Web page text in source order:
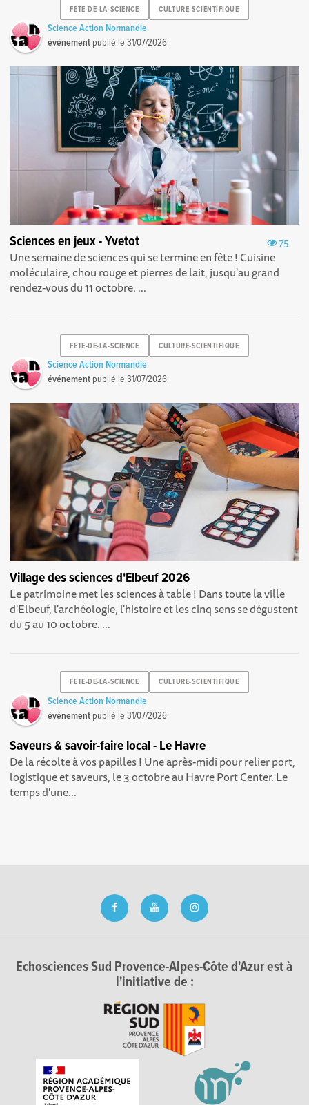
FETE-DE-LA-SCIENCE CULTURE-SCIENTIFIQUE
Science Action Normandie
événement publié le31/07/2026
75
Sciences en jeux - Yvetot
Une semaine de sciences qui se termine en fête ! Cuisine
moléculaire, chou rouge et pierres de lait, jusqu'au grand
rendez-vous du 11 octobre. ...
FETE-DE-LA-SCIENCE CULTURE-SCIENTIFIQUE
Science Action Normandie
événement publié le31/07/2026
Village des sciences d'Elbeuf 2026
Le patrimoine met les sciences à table ! Dans toute la ville
d'Elbeuf, l'archéologie, l'histoire et les cinq sens se dégustent
du 5 au 10 octobre. ...
FETE-DE-LA-SCIENCE CULTURE-SCIENTIFIQUE
Science Action Normandie
événement publié le31/07/2026
Saveurs & savoir-faire local - Le Havre
De la récolte à vos papilles ! Une après-midi pour relier port,
logistique et saveurs, le 3 octobre au Havre Port Center. Le
temps d'une...
Echosciences Sud Provence-Alpes-Côte d'Azur est à
l'initiative de :